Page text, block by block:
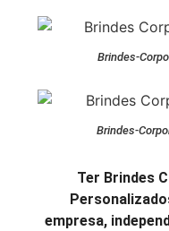
Brindes-
Brindes-
Ter Brindes
empresa,